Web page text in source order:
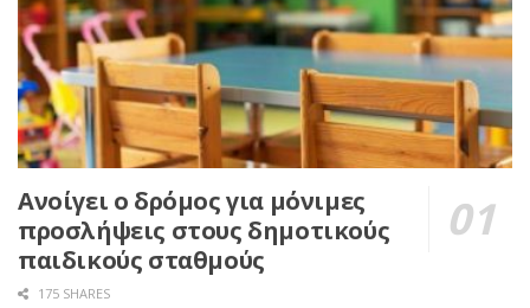
Ανοίγει ο δρόμος για μόνιμες
προσλήψεις στους δημοτικούς
παιδικούς σταθμούς
175 SHARES